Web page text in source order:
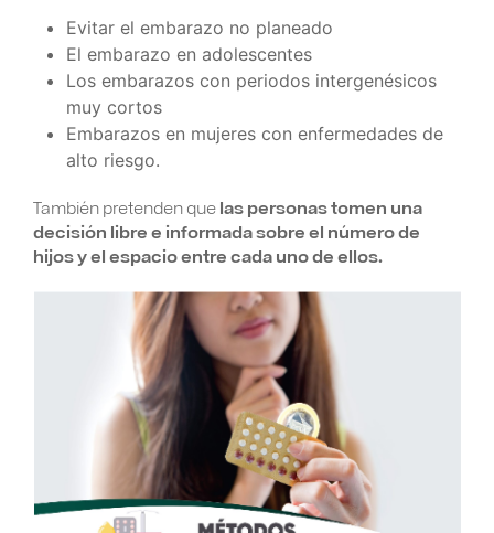
Evitar el embarazo no planeado
El embarazo en adolescentes
Los embarazos con periodos intergenésicos
muy cortos
Embarazos en mujeres con enfermedades de
alto riesgo.
También pretenden quelas personas tomen una
decisión libre e informada sobre el número de
hijos y el espacio entre cada uno de ellos.